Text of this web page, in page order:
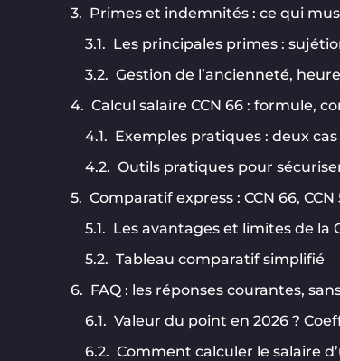
Primes et indemnités : ce qui
Les principales primes :
Gestion de l’ancienneté,
Calcul salaire CCN 66 : formule,
Exemples pratiques : deux
Outils pratiques pour
Comparatif express : CCN 66,
Les avantages et limites de la
Tableau comparatif simplifié
FAQ : les réponses courantes,
Valeur du point en 2026 ?
Comment calculer le salaire